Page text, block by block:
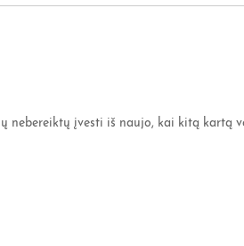
nebereiktų įvesti iš naujo, kai kitą kartą